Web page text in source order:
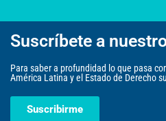
Suscríbete a
Para saber a profundidad lo que pasa
América Latina y el Estado de Derecho
Suscribirme